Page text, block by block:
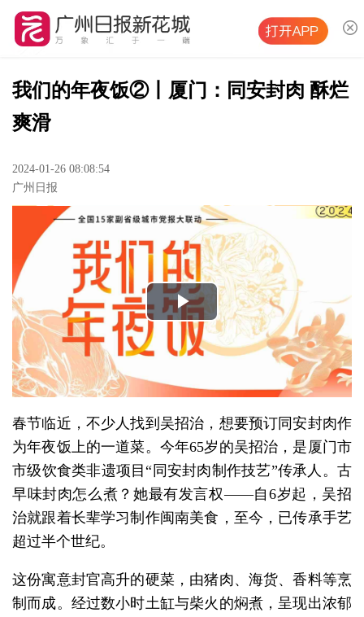
我们的年夜饭②丨厦门：同安封肉 酥烂
爽滑
2024-01-26 08:08:54
广州日报
Play
Video
春节临近，不少人找到吴招治，想要预订同安封肉作
为年夜饭上的一道菜。今年65岁的吴招治，是厦门市
市级饮食类非遗项目“同安封肉制作技艺”传承人。古
早味封肉怎么煮？她最有发言权——自6岁起，吴招
治就跟着长辈学习制作闽南美食，至今，已传承手艺
超过半个世纪。
这份寓意封官高升的硬菜，由猪肉、海货、香料等烹
制而成。经过数小时土缸与柴火的焖煮，呈现出浓郁